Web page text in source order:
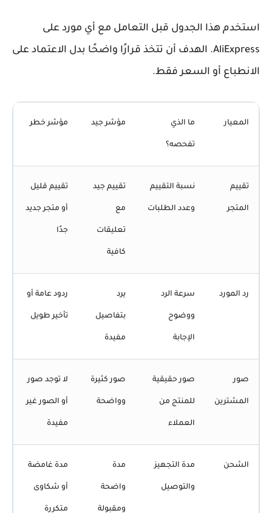
استخدم هذا الجدول قبل التعامل مع أي مورد على
AliExpress. الهدف أن تتخذ قرارًا واضحًا بدل الاعتماد على
الانطباع أو السعر فقط.
المعيار ما الذي
تفحصه؟
مؤشر جيد مؤشر خطر
تقييم
المتجر
نسبة التقييم
وعدد الطلبات
تقييم جيد
مع
تعليقات
كافية
تقييم قليل
أو متجر جديد
جدًا
رد المورد سرعة الرد
ووضوح
الإجابة
يرد
بتفاصيل
مفيدة
ردود عامة أو
تأخير طويل
صور
المشترين
صور حقيقية
للمنتج من
العملاء
صور كثيرة
وواضحة
لا توجد صور
أو الصور غير
مفيدة
الشحن مدة التجهيز
والتوصيل
مدة
واضحة
ومقبولة
مدة غامضة
أو شكاوى
متكررة